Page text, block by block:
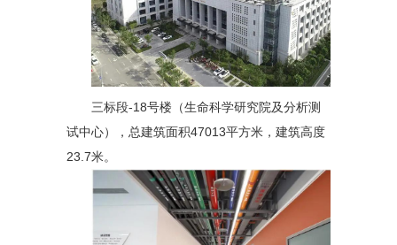
三标段-18号楼（生命科学研究院及分析测
试中心），总建筑面积47013平方米，建筑高度
23.7米。